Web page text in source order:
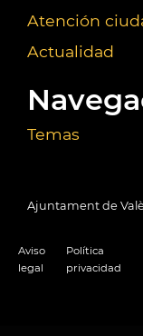
Atención
Actualidad
Temas
Ajuntament de
Aviso
legal
Política
privacidad